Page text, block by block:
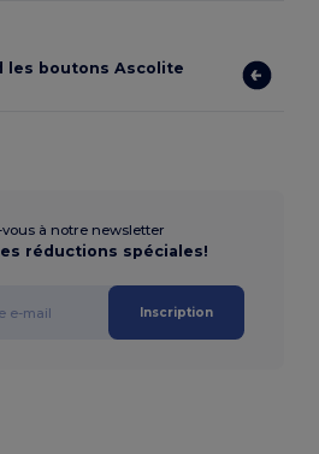
les boutons Ascolite
à notre newsletter
réductions spéciales!
Inscription